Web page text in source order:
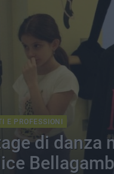
E PROFESSIONI
di danza